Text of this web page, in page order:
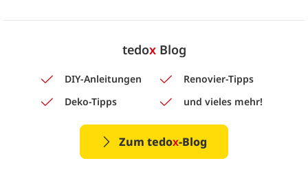
tedoxBlog
DIY-Anleitungen
Renovier-Tipps
Deko-Tipps
und vieles mehr!
Zum tedox-Blog